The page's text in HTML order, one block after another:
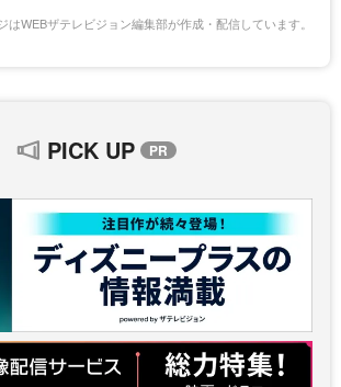
はWEBザテレビジョン編集部が作成・配信しています。
PICK UP